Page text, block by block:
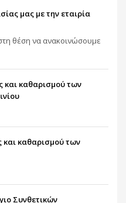
μας με την εταιρία
θέση να ανακοινώσουμε
και καθαρισμού των
και καθαρισμού των
Συνθετικών